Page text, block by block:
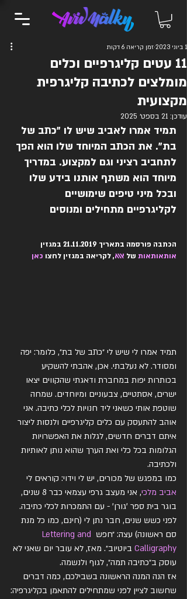
11 עטים קליגרפיים וכלים
מומלצים לכתיבה קליגרפית
מקצועית
1 ביוני 2023 זמן קריאה 6 דקות
עודכן: 21 בספט׳ 2025
תמיד אמרו לאביב שיש לו ״כתב של
בת״. את הכתב המיוחד שלו הוא הפך
לתחביב רציני וגם למקצוע. במדריך
מיוחד הוא משתף אותנו בידע שלו
ובכל מיני טיפים שימושיים
לקליגרפיים מתחילים ומנוסים
הכתבה פורסמה בתאריך 21.11.2019 במגזין
אותאותאות של אאא, לקריאה במגזין לחצו כאן
תמיד אמרו לי שיש לי ״כתב של בת״, כלומר: יפה
ומסודר. לא נעלבתי. אכן, אהבתי להשקיע
בכותרות יפות במחברת ודאגתי שהקווים יצאו
ישרים, אסתטיים, צבעוניים ומיוחדים. שמחה
שוטפת אותי כשאני ליד חנויות לכלי כתיבה. אני
אוהב להתעסק עם כלים קליגרפיים ולנסות ליצור
איתם דברים חדשים, לגלות את האפשרויות
הגלומות בכל כלי ואת הערך שהוא נותן לאותיות
ולכתיבה.
כמו במפגש של מכורים, יש לי וידוי: קוראים לי
אביב מלכי
, אני מעצב גרפי עצמאי כבר 8 שנים,
בוגר בית ספר 'גורן' - עם התמכרות לכלי כתיבה.
לפני כשש שנים, חבר נתן לי (חינם, כמו כל מנת
סם ראשונה) עצה: ״חפש Lettering and
Calligraphy ביוטיוב״. מאז, לא עובר יום שאני לא
עוסק ב״כתיבה תמה״, לגוף ולנשמה.
אז הנה המנה הראשונה בשבילכם, כמה דברים
שחשוב לציין לפני שמתחילים להתאמן בקליגרפיה: